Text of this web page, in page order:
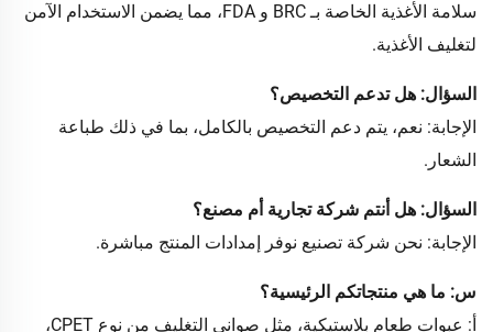
سلامة الأغذية الخاصة بـ BRC و FDA، مما يضمن الاستخدام الآمن
لتغليف الأغذية.
السؤال: هل تدعم التخصيص؟
الإجابة: نعم، يتم دعم التخصيص بالكامل، بما في ذلك طباعة
الشعار.
السؤال: هل أنتم شركة تجارية أم مصنع؟
الإجابة: نحن شركة تصنيع نوفر إمدادات المنتج مباشرة.
س: ما هي منتجاتكم الرئيسية؟
أ: عبوات طعام بلاستيكية، مثل صواني التغليف من نوع CPET،